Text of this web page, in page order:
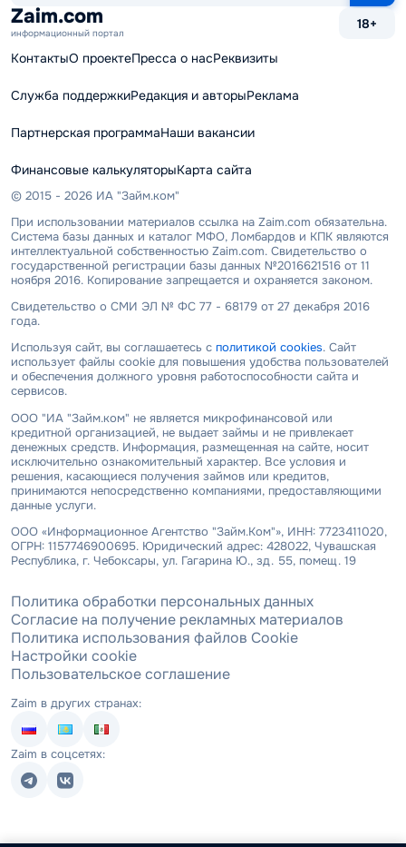
сайту
Zaim.com
информационный портал
18+
КонтактыО проектеПресса о насРеквизиты
Служба поддержкиРедакция и авторыРеклама
Партнерская программаНаши вакансии
Финансовые калькуляторыКарта сайта
© 2015 - 2026 ИА "Займ.ком"
При использовании материалов ссылка на Zaim.com обязательна.
Система базы данных и каталог МФО, Ломбардов и КПК являются
интеллектуальной собственностью Zaim.com. Свидетельство о
государственной регистрации базы данных №2016621516 от 11
ноября 2016. Копирование запрещается и охраняется законом.
Свидетельство о СМИ ЭЛ № ФС 77 - 68179 от 27 декабря 2016
года.
Используя сайт, вы соглашаетесь с политикой cookies. Сайт
использует файлы cookie для повышения удобства пользователей
и обеспечения должного уровня работоспособности сайта и
сервисов.
ООО "ИА "Займ.ком" не является микрофинансовой или
кредитной организацией, не выдает займы и не привлекает
денежных средств. Информация, размещенная на сайте, носит
исключительно ознакомительный характер. Все условия и
решения, касающиеся получения займов или кредитов,
принимаются непосредственно компаниями, предоставляющими
данные услуги.
ООО «Информационное Агентство "Займ.Ком"», ИНН: 7723411020,
ОГРН: 1157746900695. Юридический адрес: 428022, Чувашская
Республика, г. Чебоксары, ул. Гагарина Ю., зд. 55, помещ. 19
Политика обработки персональных данных
Согласие на получение рекламных материалов
Политика использования файлов Cookie
Настройки cookie
Пользовательское соглашение
Zaim в других странах:
Zaim в соцсетях: